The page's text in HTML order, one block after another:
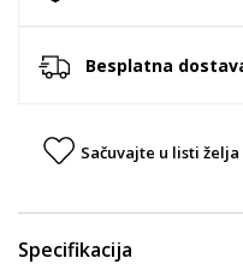
Besplatna
Sačuvajte u listi želja
Specifikacija